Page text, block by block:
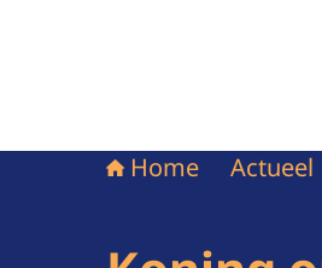
Home Actueel